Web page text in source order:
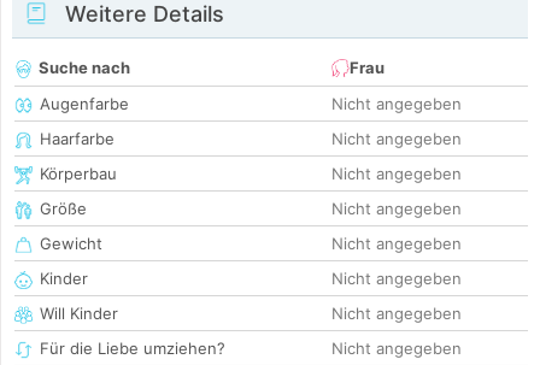
Weitere Details
Suche nach
Frau
Augenfarbe
Nicht angegeben
Haarfarbe
Nicht angegeben
Körperbau
Nicht angegeben
Größe
Nicht angegeben
Gewicht
Nicht angegeben
Kinder
Nicht angegeben
Will Kinder
Nicht angegeben
Für die Liebe umziehen?
Nicht angegeben